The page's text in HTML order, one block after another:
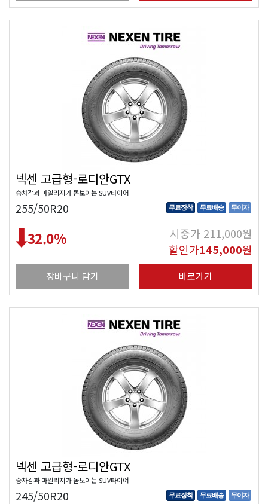
넥센 고급형-로디안GTX
승차감과 마일리지가 돋보이는 SUV타이어
255/50R20 무료장착 무료배송 무이자
32.0% 시중가211,000원
할인가145,000원
장바구니 담기 바로가기
넥센 고급형-로디안GTX
승차감과 마일리지가 돋보이는 SUV타이어
245/50R20 무료장착 무료배송 무이자